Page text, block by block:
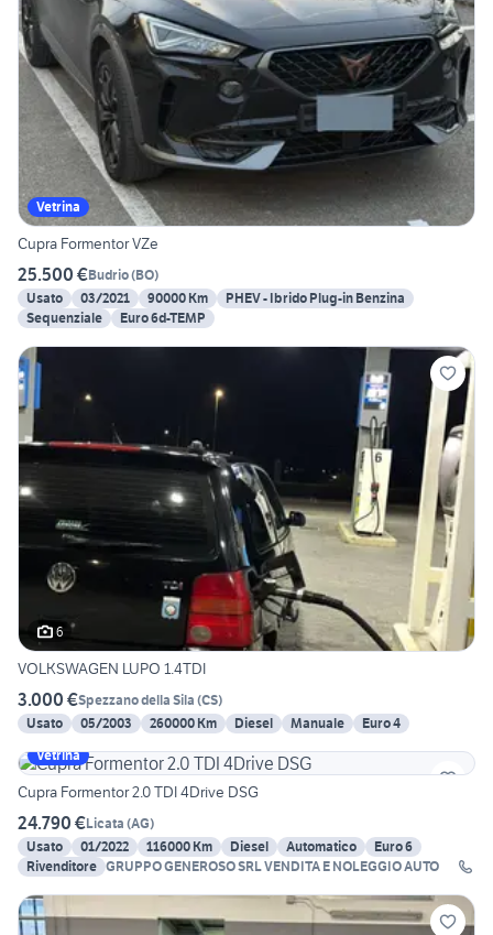
Vetrina
Cupra Formentor VZe
25.500 €Budrio(BO)
Usato
03/2021 90000 Km
PHEV - Ibrido Plug-in Benzina
Sequenziale
Euro 6d-TEMP
6
VOLKSWAGEN LUPO 1.4TDI
3.000 €Spezzano della Sila (CS)
Usato
05/2003 260000 Km Diesel Manuale
Euro 4
Vetrina
Cupra Formentor 2.0 TDI 4Drive DSG
24.790 €Licata (AG)
Usato
01/2022 116000 Km Diesel Automatico
Euro 6
Rivenditore GRUPPO GENEROSO SRL VENDITA E NOLEGGIO AUTO